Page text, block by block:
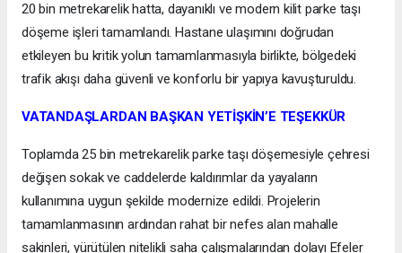
20 bin metrekarelik hatta, dayanıklı ve modern kilit parke taşı
döşeme işleri tamamlandı. Hastane ulaşımını doğrudan
etkileyen bu kritik yolun tamamlanmasıyla birlikte, bölgedeki
trafik akışı daha güvenli ve konforlu bir yapıya kavuşturuldu.
VATANDAŞLARDAN BAŞKAN YETİŞKİN’E TEŞEKKÜR
Toplamda 25 bin metrekarelik parke taşı döşemesiyle çehresi
değişen sokak ve caddelerde kaldırımlar da yayaların
kullanımına uygun şekilde modernize edildi. Projelerin
tamamlanmasının ardından rahat bir nefes alan mahalle
sakinleri, yürütülen nitelikli saha çalışmalarından dolayı Efeler